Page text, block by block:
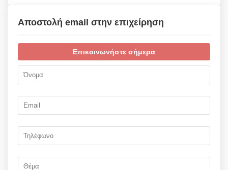
Αποστολή email στην επιχείρηση
Επικοινωνήστε σήμερα